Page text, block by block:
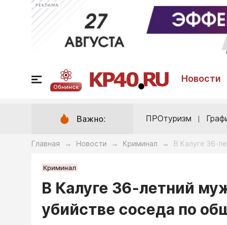
РЕКЛАМА
Обнинск
Новости
Важно: ПРОтуризм
Главная → Новости → Криминал → В Калуге 36-
Криминал
В Калуге 36-летний
убийстве соседа по